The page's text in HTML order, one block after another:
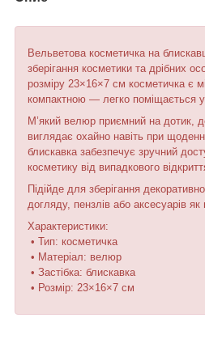
Вельветова косметичка на
зберігання косметики та дрібних
розміру 23×16×7 см косметичка є
компактною — легко поміщається у
М’який велюр приємний на дотик,
виглядає охайно навіть при
блискавка забезпечує зручний
косметику від випадкового
Підійде для зберігання
догляду, пензлів або аксесуарів
Характеристики:
• Тип: косметичка
• Матеріал: велюр
• Застібка: блискавка
• Розмір: 23×16×7 см